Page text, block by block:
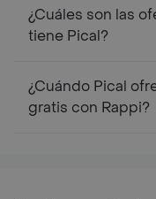
¿Cuáles son las
tiene Pical?
¿Cuándo Pical
gratis con Rappi?